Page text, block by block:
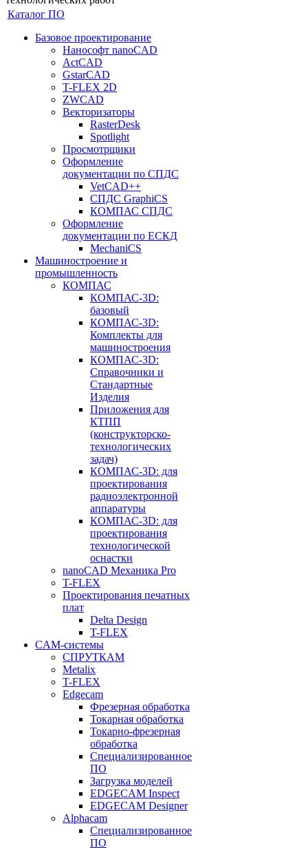
Каталог ПО
Базовое проектирование
Нанософт nanoCAD
ActCAD
GstarCAD
T-FLEX 2D
ZWCAD
Векторизаторы
RasterDesk
Spotlight
Просмотрщики
Оформление
документации по СПДС
VetCAD++
СПДС GraphiCS
КОМПАС СПДС
Оформление
документации по ЕСКД
MechaniCS
Машиностроение и
промышленность
КОМПАС
КОМПАС-3D:
базовый
КОМПАС-3D:
Комплекты для
машиностроения
КОМПАС-3D:
Справочники и
Стандартные
Изделия
Приложения для
КТПП
(конструкторско-
технологических
задач)
КОМПАС-3D: для
проектирования
радиоэлектронной
аппаратуры
КОМПАС-3D: для
проектирования
технологической
оснастки
nanoCAD Механика Pro
T-FLEX
Проектирования печатных
плат
Delta Design
T-FLEX
CAM-системы
СПРУТКAM
Metalix
T-FLEX
Edgecam
Фрезерная обработка
Токарная обработка
Токарно-фрезерная
обработка
Специализированное
ПО
Загрузка моделей
EDGECAM Inspect
EDGECAM Designer
Alphacam
Специализированное
ПО